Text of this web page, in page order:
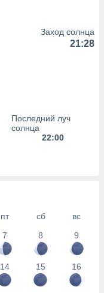
Заход солнца
21:28
Последний луч
солнца
22:00
пт сб
вс
7
8 9
14 15 16